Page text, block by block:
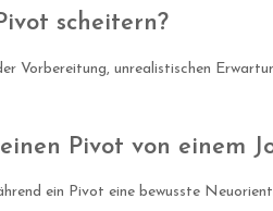
scheitern?
Vorbereitung, unrealistischen
Pivot von einem
ein Pivot eine bewusste